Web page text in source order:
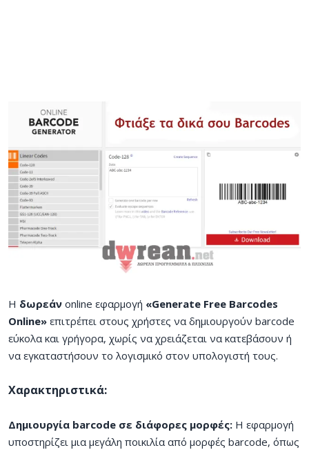
Η δωρεάν online εφαρμογή «Generate Free Barcodes
Online» επιτρέπει στους χρήστες να δημιουργούν barcode
εύκολα και γρήγορα, χωρίς να χρειάζεται να κατεβάσουν ή
να εγκαταστήσουν το λογισμικό στον υπολογιστή τους.
Χαρακτηριστικά:
Δημιουργία barcode σε διάφορες μορφές: Η εφαρμογή
υποστηρίζει μια μεγάλη ποικιλία από μορφές barcode, όπως